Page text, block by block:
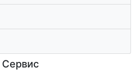
Сервис